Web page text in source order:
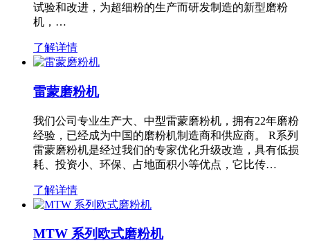
试验和改进，为超细粉的生产而研发制造的新型磨粉
机，…
了解详情
雷蒙磨粉机
我们公司专业生产大、中型雷蒙磨粉机，拥有22年磨粉
经验，已经成为中国的磨粉机制造商和供应商。 R系列
雷蒙磨粉机是经过我们的专家优化升级改造，具有低损
耗、投资小、环保、占地面积小等优点，它比传…
了解详情
MTW 系列欧式磨粉机